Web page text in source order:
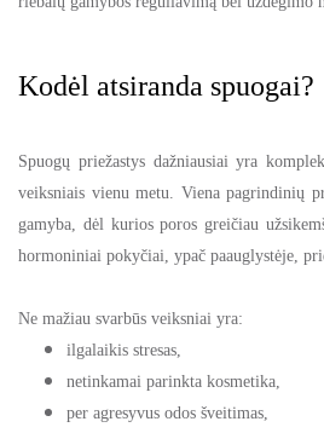
Kodėl atsiranda spuogai?
Spuogų priežastys dažniausiai yra
veiksniais vienu metu. Viena pagrindinių
gamyba, dėl kurios poros greičiau
hormoniniai pokyčiai, ypač paauglystėje,
Ne mažiau svarbūs veiksniai yra:
ilgalaikis stresas,
netinkamai parinkta kosmetika,
per agresyvus odos šveitimas,